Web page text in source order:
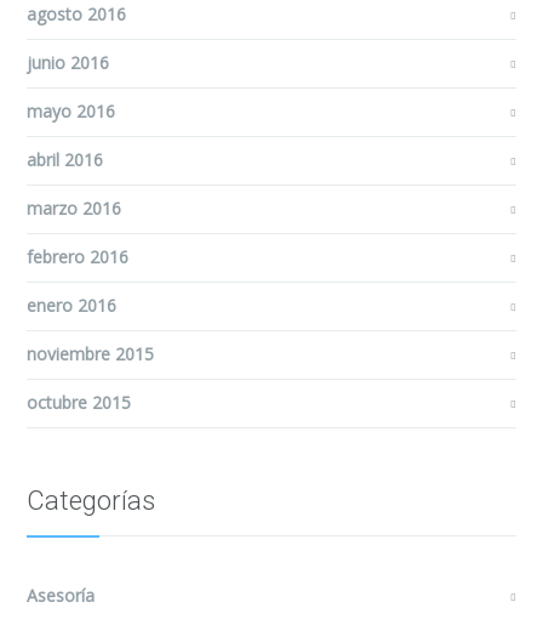
agosto 2016
junio 2016
mayo 2016
abril 2016
marzo 2016
febrero 2016
enero 2016
noviembre 2015
octubre 2015
Categorías
Asesoría